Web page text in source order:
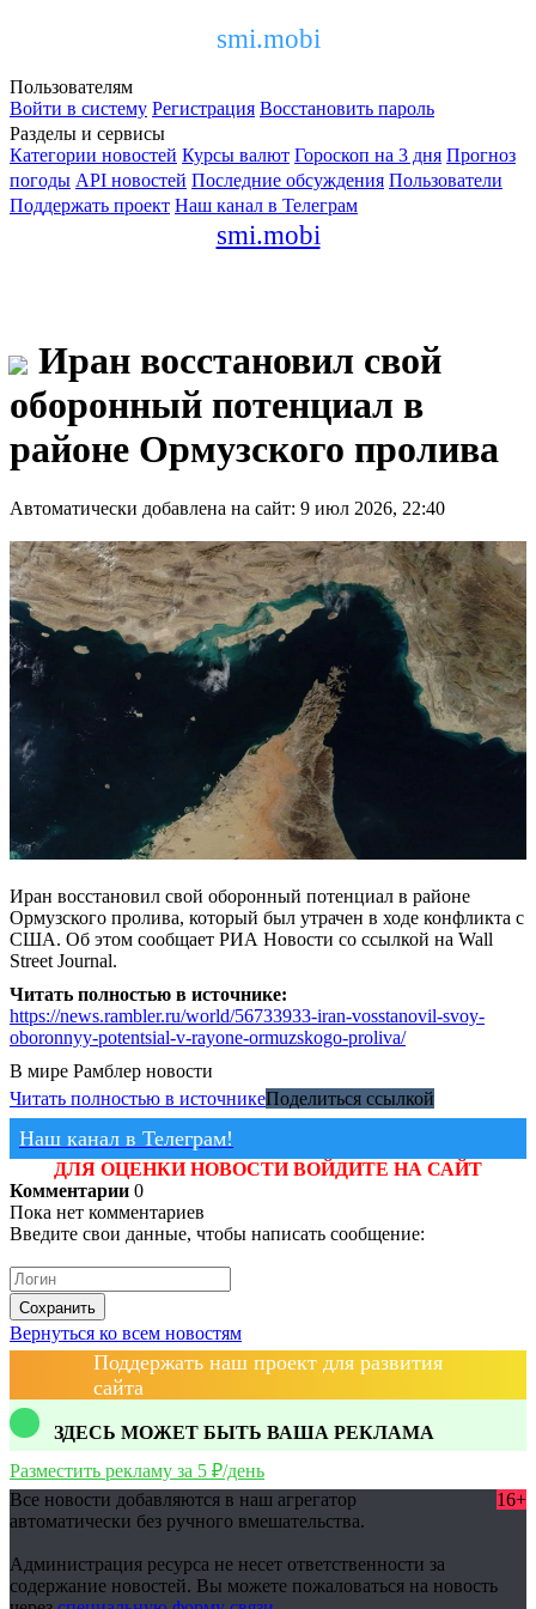
smi.mobi
Пользователям
Войти в систему Регистрация Восстановить пароль
Разделы и сервисы
Категории новостей Курсы валют Гороскоп на 3 дня Прогноз
погоды API новостей Последние обсуждения Пользователи
Поддержать проект Наш канал в Телеграм
smi.mobi
Иран восстановил свой
оборонный потенциал в
районе Ормузского пролива
Автоматически добавлена на сайт: 9 июл 2026, 22:40
Иран восстановил свой оборонный потенциал в районе
Ормузского пролива, который был утрачен в ходе конфликта с
США. Об этом сообщает РИА Новости со ссылкой на Wall
Street Journal.
Читать полностью в источнике:
https://news.rambler.ru/world/56733933-iran-vosstanovil-svoy-
oboronnyy-potentsial-v-rayone-ormuzskogo-proliva/
В мире Рамблер новости
Читать полностью в источникеПоделиться ссылкой
Наш канал в Телеграм!
ДЛЯ ОЦЕНКИ НОВОСТИ ВОЙДИТЕ НА САЙТ
Комментарии 0
Пока нет комментариев
Введите свои данные, чтобы написать сообщение:
Сохранить
Вернуться ко всем новостям
Поддержать наш проект для развития
сайта
ЗДЕСЬ МОЖЕТ БЫТЬ ВАША РЕКЛАМА
Разместить рекламу за 5 ₽/день
Все новости добавляются в наш агрегатор
автоматически без ручного вмешательства.
16+
Администрация ресурса не несет ответственности за
содержание новостей. Вы можете пожаловаться на новость